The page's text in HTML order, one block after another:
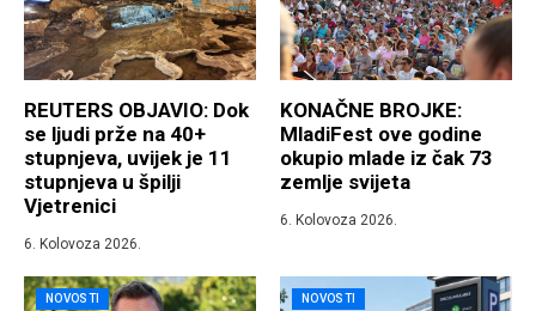
REUTERS OBJAVIO: Dok
se ljudi prže na 40+
stupnjeva, uvijek je 11
stupnjeva u špilji
Vjetrenici
6. Kolovoza 2026.
KONAČNE BROJKE:
MladiFest ove godine
okupio mlade iz čak 73
zemlje svijeta
6. Kolovoza 2026.
NOVOSTI NOVOSTI